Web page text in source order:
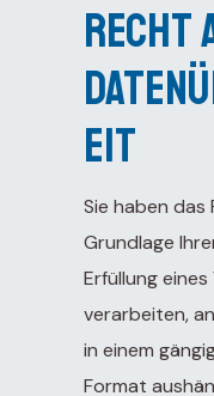
Recht
eit
Sie haben das
Grundlage
Erfüllung
verarbeiten,
in einem
Format